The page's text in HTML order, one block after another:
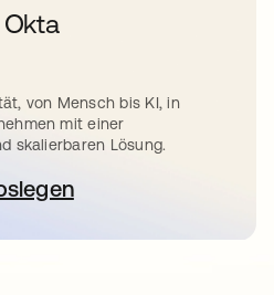
von Mensch bis KI, in
mit einer
skalierbaren Lösung.
einer neuen